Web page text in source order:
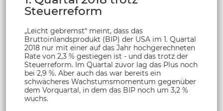
Steuerreform
„Leicht gebremst“ meint, dass das
Bruttoinlandsprodukt (BIP) der USA im 1. Quartal
2018 nur mit einer auf das Jahr hochgerechneten
Rate von 2,3 % gestiegen ist - und das trotz der
Steuerreform. Im Quartal zuvor lag das Plus noch
bei 2,9 %. Aber auch das war bereits ein
schwächeres Wachstumsmomentum gegenüber
dem Vorquartal, in dem das BIP noch um 3,2 %
wuchs.